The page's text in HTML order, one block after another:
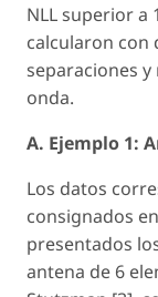
NLL superior a
calcularon con
separaciones
onda.
A. Ejemplo 1:
Los datos
consignados
presentados
antena de 6